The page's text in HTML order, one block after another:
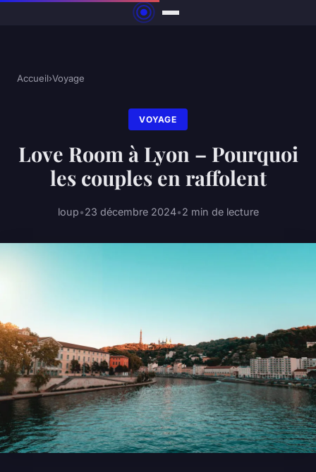
Accueil›Voyage
VOYAGE
Love Room à Lyon – Pourquoi
les couples en raffolent
loup•23 décembre 2024•2 min de lecture